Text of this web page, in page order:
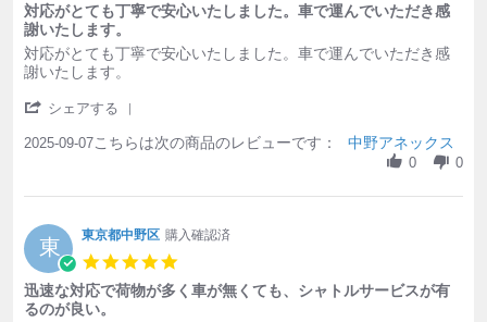
対応がとても丁寧で安心いたしました。車で運んでいただき感
謝いたします。
Review by 東京都中野区 on 7 Sep 2025
review stating 対応がとても丁寧で安心いたしました。車で運んで
対応がとても丁寧で安心いたしました。車で運んでいただき感
謝いたします。
シェアする
2025-09-07こちらは次の商品のレビューです： 中野アネックス
0 0
東 東京都中野区 購入確認済
迅速な対応で荷物が多く車が無くても、シャトルサービスが有
るのが良い。